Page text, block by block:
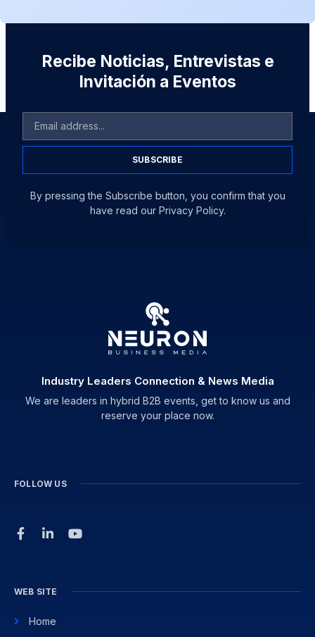
Recibe Noticias, Entrevistas e
Invitación a Eventos
SUBSCRIBE
By pressing the Subscribe button, you confirm that you
have read our Privacy Policy.
Industry Leaders Connection & News Media
We are leaders in hybrid B2B events, get to know us and
reserve your place now.
FOLLOW US
WEB SITE
Home